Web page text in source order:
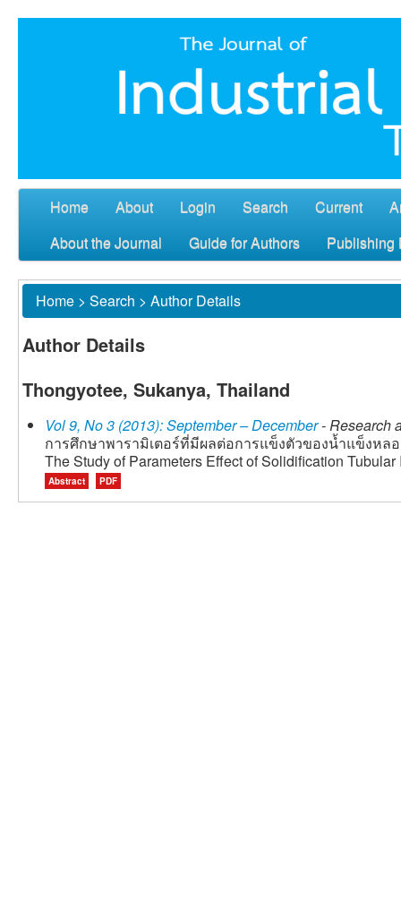
Home About Login Search Current
About the Journal
Guide for Authors Publishing
Home > Search > Author Details
Author Details
Thongyotee, Sukanya, Thailand
Vol 9, No 3 (2013): September – December- Research
การศึกษาพารามิเตอร์ที่มีผลต่อการแข็งตัวของน้ำแข็งหล
The Study of Parameters Effect of Solidification Tubular
Abstract PDF